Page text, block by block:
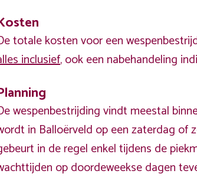
totale kosten voor een
inclusief, ook een nabehandeling
wespenbestrijding vindt meestal
in Balloërveld op een zaterdag of
in de regel enkel tijdens de
op doordeweekse dagen